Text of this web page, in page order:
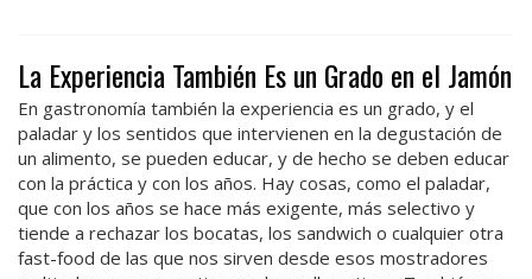
La Experiencia También Es un Grado en el Jamón
En gastronomía también la experiencia es un grado, y el
paladar y los sentidos que intervienen en la degustación de
un alimento, se pueden educar, y de hecho se deben educar
con la práctica y con los años. Hay cosas, como el paladar,
que con los años se hace más exigente, más selectivo y
tiende a rechazar los bocatas, los sandwich o cualquier otra
fast-food de las que nos sirven desde esos mostradores